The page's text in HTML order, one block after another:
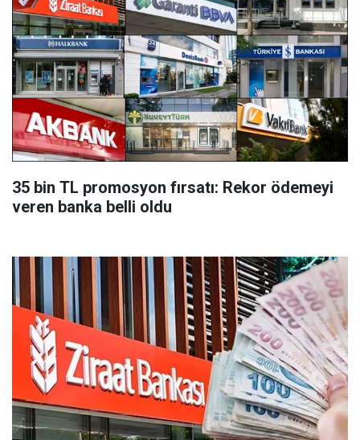
35 bin TL promosyon fırsatı: Rekor ödemeyi
veren banka belli oldu